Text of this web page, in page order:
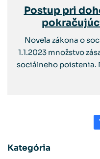
Postup pri
Novela zákona o
1.1.2023 množstvo
sociálneho poistenia.
Kategória